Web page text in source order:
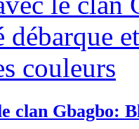
clan Gbagbo: